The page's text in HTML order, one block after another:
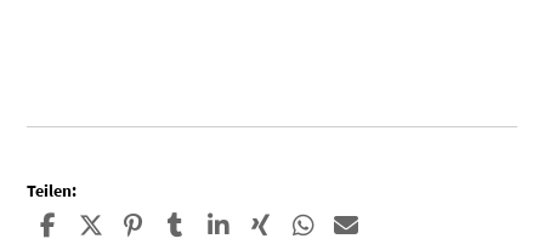
Teilen: